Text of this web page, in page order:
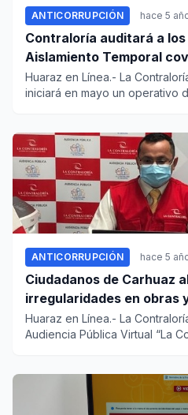
ANTICORRUPCIÓN hace 5
Contraloría auditará a
Aislamiento Temporal
Huaraz en Línea.- La
iniciará en mayo un operativo
ANTICORRUPCIÓN hace 5
Ciudadanos de Carhuaz
irregularidades en obras
Huaraz en Línea.- La
Audiencia Pública Virtual “La